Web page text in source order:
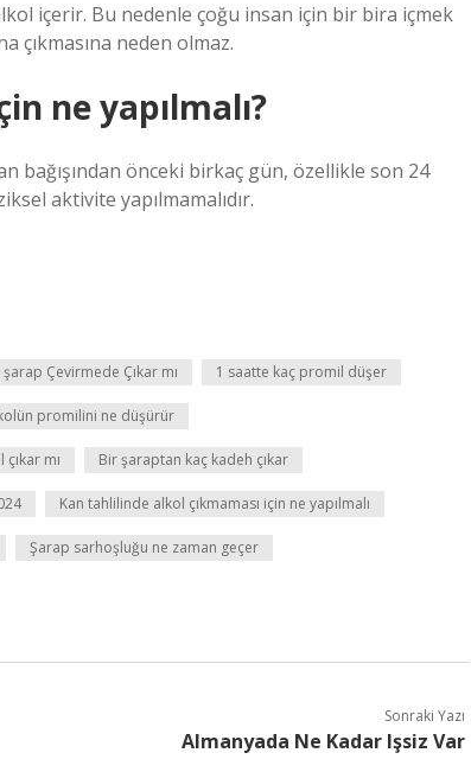
içerir. Bu nedenle çoğu insan için bir bira içmek
çıkmasına neden olmaz.
ne yapılmalı?
bağışından önceki birkaç gün, özellikle son 24
aktivite yapılmamalıdır.
Çevirmede Çıkar mı 1 saatte kaç promil düşer
promilini ne düşürür
mı Bir şaraptan kaç kadeh çıkar
Kan tahlilinde alkol çıkmaması için ne yapılmalı
Şarap sarhoşluğu ne zaman geçer
Sonraki Yazı
Almanyada Ne Kadar Işsiz Var